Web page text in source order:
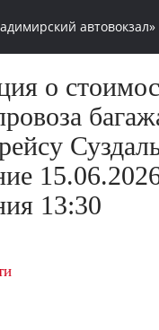
автовокзал»
о
13:30